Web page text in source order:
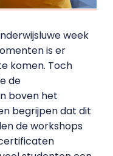
week
is er
komen. Toch
de
boven het
begrijpen dat dit
de workshops